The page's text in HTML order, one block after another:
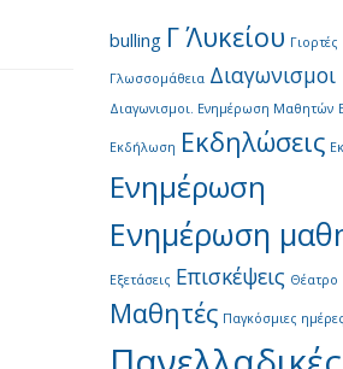
bulling Γ΄ Λυκείου Γιορτές
Γλωσσομάθεια Διαγωνισμοι
Διαγωνισμοι. Ενημέρωση Μαθητών
Εκδήλωση Εκδηλώσεις
Ενημέρωση
Ενημέρωση
Εξετάσεις Επισκέψεις Θέατρο
Μαθητές Παγκόσμιες ημέρες